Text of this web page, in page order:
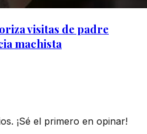
visitas de padre
machista
¡Sé el primero en opinar!